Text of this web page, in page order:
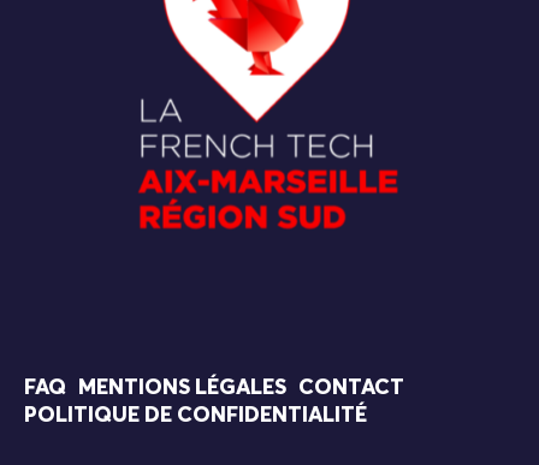
FAQ MENTIONS LÉGALES
CONTACT
POLITIQUE DE CONFIDENTIALITÉ